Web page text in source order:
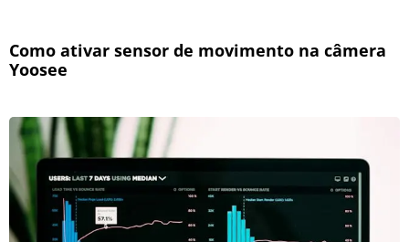
Como ativar sensor de movimento na câmera
Yoosee